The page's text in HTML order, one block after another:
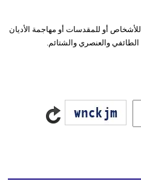
أو للمقدسات أو مهاجمة الأديان
الطائفي والعنصري والشتائم.